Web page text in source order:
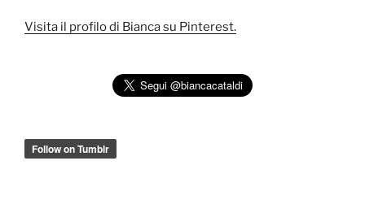
Visita il profilo di Bianca su Pinterest.